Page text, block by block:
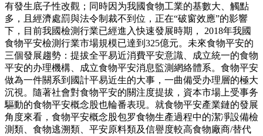
有發生底子性改觀；同時因为我國食物工業的基數大、觸點
多，且經濟處罰與法令制裁不到位，正在“破窗效應”的影響
下，目前我國檢測行業已經進入快速發展時期， 2018年我國
食物平安檢測行業市場規模已達到325億元。未來食物平安的
三個發展趨勢：提拔全平易近消費平安意識、成立統一的食物
平安的办理機構、成立食物平安消息監測網絡體系。食物平安
做為一件關系到國計平易近生的大事，一曲備受办理層的極大
沉視。隨著社會對食物平安的關注度提拔，資本市場上受事务
驅動的食物平安概念股也輪番表現。就食物平安產業鏈的發展
角度來看，食物平安概念股包罗食物生產過程中的潔凈設備檢
測類、食物逃溯類、平安原料類及信譽度較高食物廠商/替代